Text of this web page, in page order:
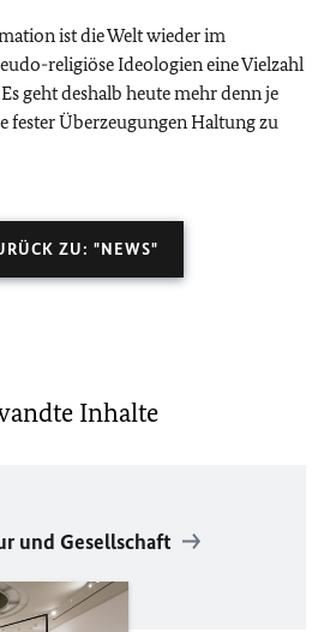
ist die Welt wieder im
religiöse Ideologien eine Vielzahl
geht deshalb heute mehr denn je
fester Überzeugungen Haltung zu
ZU: "NEWS"
Inhalte
und Gesellschaft